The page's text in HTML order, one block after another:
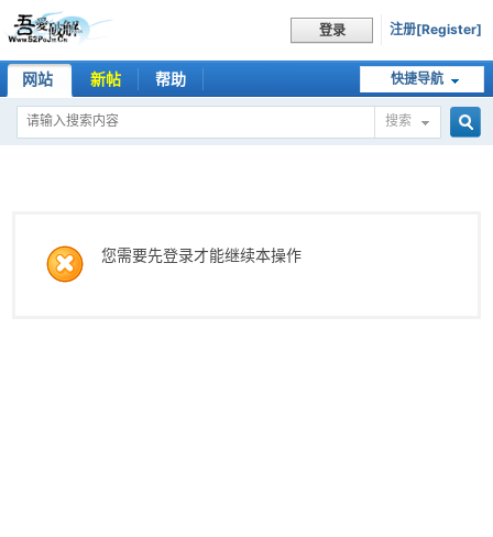
登录 注册[Register]
快捷导航
网站 新帖 帮助
搜索
您需要先登录才能继续本操作